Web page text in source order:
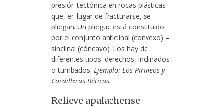
presión tectónica en rocas plásticas
que, en lugar de fracturarse, se
pliegan. Un pliegue está constituido
por el conjunto anticlinal (convexo) –
sinclinal (cóncavo). Los hay de
diferentes tipos: derechos, inclinados
o tumbados. Ejemplo: Los Pirineos y
Cordilleras Béticas.
Relieve apalachense